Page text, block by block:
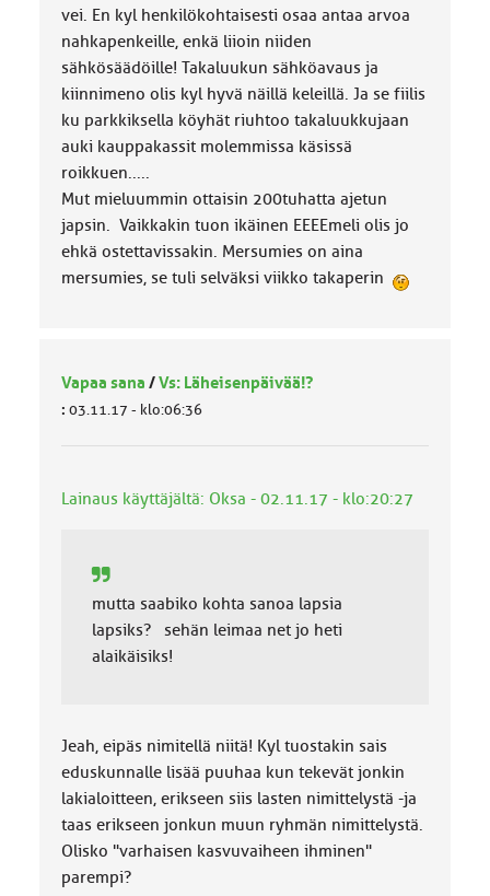
vei. En kyl henkilökohtaisesti osaa antaa arvoa
nahkapenkeille, enkä liioin niiden
sähkösäädöille! Takaluukun sähköavaus ja
kiinnimeno olis kyl hyvä näillä keleillä. Ja se fiilis
ku parkkiksella köyhät riuhtoo takaluukkujaan
auki kauppakassit molemmissa käsissä
roikkuen.....
Mut mieluummin ottaisin 200tuhatta ajetun
japsin. Vaikkakin tuon ikäinen EEEEmeli olis jo
ehkä ostettavissakin. Mersumies on aina
mersumies, se tuli selväksi viikko takaperin
Vapaa sana /Vs: Läheisenpäivää!?
: 03.11.17 - klo:06:36
Lainaus käyttäjältä: Oksa - 02.11.17 - klo:20:27
mutta saabiko kohta sanoa lapsia
lapsiks? sehän leimaa net jo heti
alaikäisiks!
Jeah, eipäs nimitellä niitä! Kyl tuostakin sais
eduskunnalle lisää puuhaa kun tekevät jonkin
lakialoitteen, erikseen siis lasten nimittelystä -ja
taas erikseen jonkun muun ryhmän nimittelystä.
Olisko "varhaisen kasvuvaiheen ihminen"
parempi?